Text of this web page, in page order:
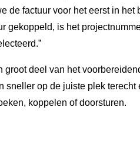
de factuur voor het eerst in
gekoppeld, is het
groot deel van het
sneller op de juiste plek
koppelen of doorsturen.